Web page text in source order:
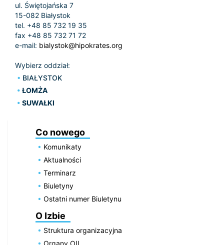
ul. Świętojańska 7
15-082 Białystok
tel. +48 85 732 19 35
fax +48 85 732 71 72
e-mail: bialystok@hipokrates.org
Wybierz oddział:
BIAŁYSTOK
ŁOMŻA
SUWAŁKI
Co nowego
Komunikaty
Aktualności
Terminarz
Biuletyny
Ostatni numer Biuletynu
O Izbie
Struktura organizacyjna
Organy OIL